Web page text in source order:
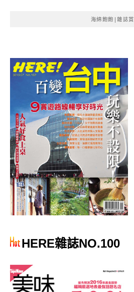
海綿飽飽|雜誌賞
HERE雜誌NO.100